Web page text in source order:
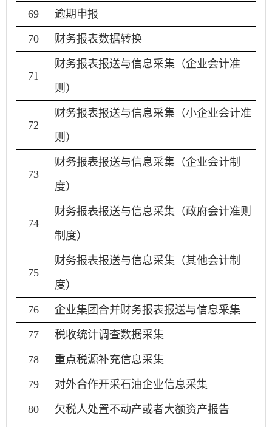
69 逾期申报
70 财务报表数据转换
71
财务报表报送与信息采集（企业会计准
则）
72
财务报表报送与信息采集（小企业会计准
则）
73
财务报表报送与信息采集（企业会计制
度）
74
财务报表报送与信息采集（政府会计准则
制度）
75
财务报表报送与信息采集（其他会计制
度）
76 企业集团合并财务报表报送与信息采集
77 税收统计调查数据采集
78 重点税源补充信息采集
79 对外合作开采石油企业信息采集
80 欠税人处置不动产或者大额资产报告